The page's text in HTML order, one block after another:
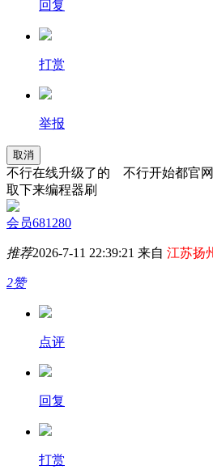
回复
打赏
举报
取消
不行在线升级了的 不行开始都官
取下来编程器刷
会员681280
推荐2026-7-11 22:39:21 来自 江苏扬
2赞
点评
回复
打赏